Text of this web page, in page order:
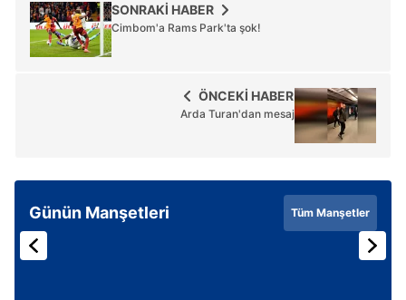
SONRAKİ HABER
Cimbom'a Rams Park'ta şok!
ÖNCEKİ HABER
Arda Turan'dan mesaj
Günün Manşetleri Tüm Manşetler